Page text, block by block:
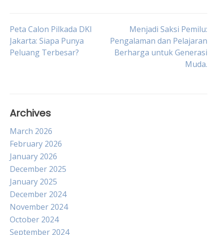
Post
navigation
Peta Calon Pilkada DKI
Jakarta: Siapa Punya
Peluang Terbesar?
Menjadi Saksi Pemilu:
Pengalaman dan Pelajaran
Berharga untuk Generasi
Muda.
Archives
March 2026
February 2026
January 2026
December 2025
January 2025
December 2024
November 2024
October 2024
September 2024